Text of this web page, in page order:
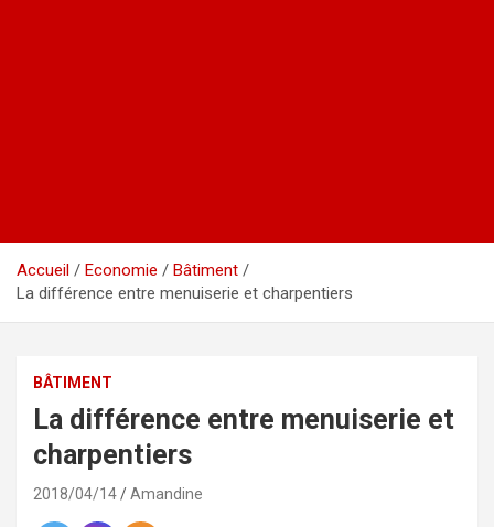
Accueil Economie
Bâtiment
La différence entre menuiserie et charpentiers
BÂTIMENT
La différence entre menuiserie et
charpentiers
2018/04/14 Amandine